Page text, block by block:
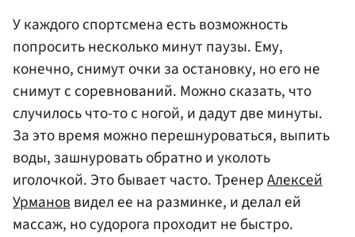
У каждого спортсмена есть возможность
попросить несколько минут паузы. Ему,
конечно, снимут очки за остановку, но его не
снимут с соревнований. Можно сказать, что
случилось что-то с ногой, и дадут две минуты.
За это время можно перешнуроваться, выпить
воды, зашнуровать обратно и уколоть
иголочкой. Это бывает часто. ТренерАлексей
Урмановвидел ее на разминке, и делал ей
массаж, но судорога проходит не быстро.